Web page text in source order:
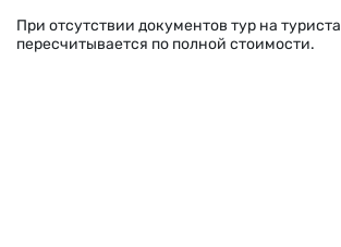
При отсутствии документов тур на туриста
пересчитывается по полной стоимости.